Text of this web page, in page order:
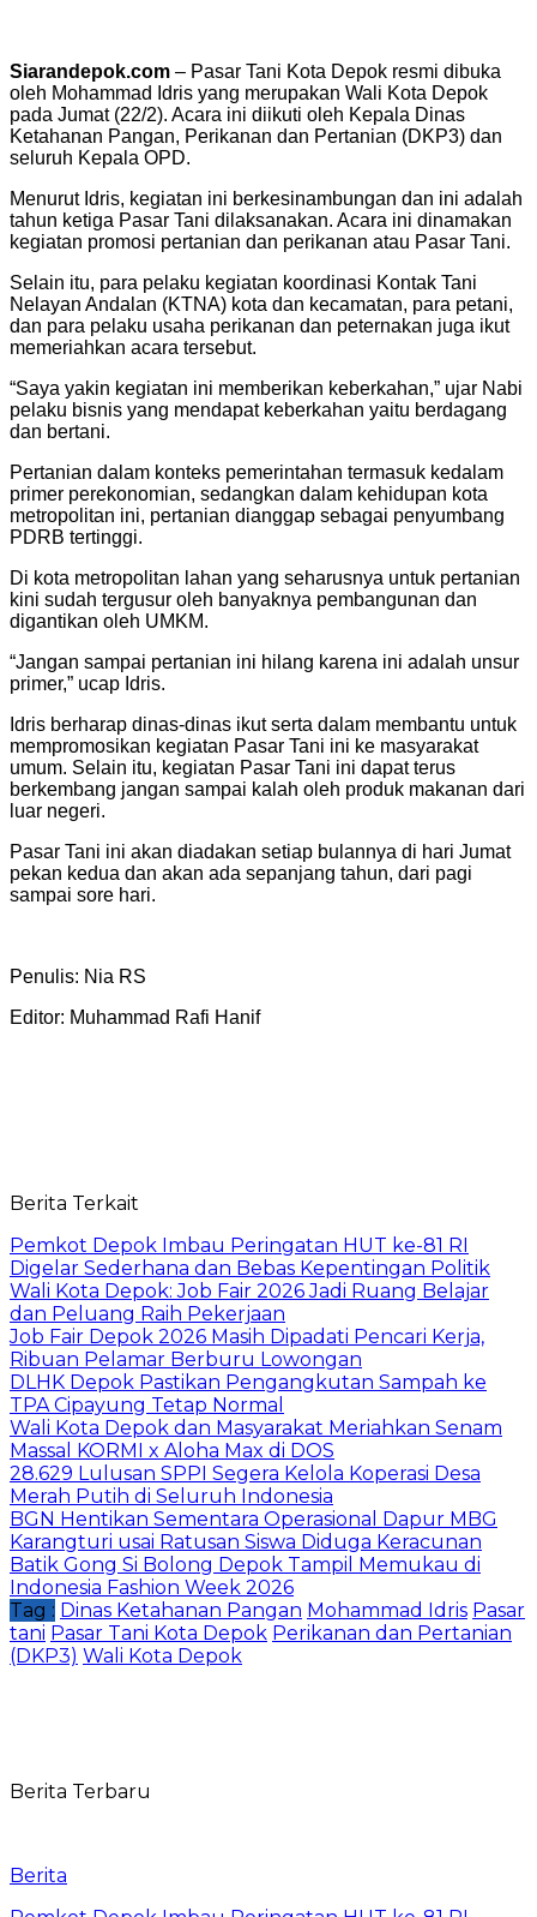
Siarandepok.com – Pasar Tani Kota Depok resmi dibuka
oleh Mohammad Idris yang merupakan Wali Kota Depok
pada Jumat (22/2). Acara ini diikuti oleh Kepala Dinas
Ketahanan Pangan, Perikanan dan Pertanian (DKP3) dan
seluruh Kepala OPD.
Menurut Idris, kegiatan ini berkesinambungan dan ini adalah
tahun ketiga Pasar Tani dilaksanakan. Acara ini dinamakan
kegiatan promosi pertanian dan perikanan atau Pasar Tani.
Selain itu, para pelaku kegiatan koordinasi Kontak Tani
Nelayan Andalan (KTNA) kota dan kecamatan, para petani,
dan para pelaku usaha perikanan dan peternakan juga ikut
memeriahkan acara tersebut.
“Saya yakin kegiatan ini memberikan keberkahan,” ujar Nabi
pelaku bisnis yang mendapat keberkahan yaitu berdagang
dan bertani.
Pertanian dalam konteks pemerintahan termasuk kedalam
primer perekonomian, sedangkan dalam kehidupan kota
metropolitan ini, pertanian dianggap sebagai penyumbang
PDRB tertinggi.
Di kota metropolitan lahan yang seharusnya untuk pertanian
kini sudah tergusur oleh banyaknya pembangunan dan
digantikan oleh UMKM.
“Jangan sampai pertanian ini hilang karena ini adalah unsur
primer,” ucap Idris.
Idris berharap dinas-dinas ikut serta dalam membantu untuk
mempromosikan kegiatan Pasar Tani ini ke masyarakat
umum. Selain itu, kegiatan Pasar Tani ini dapat terus
berkembang jangan sampai kalah oleh produk makanan dari
luar negeri.
Pasar Tani ini akan diadakan setiap bulannya di hari Jumat
pekan kedua dan akan ada sepanjang tahun, dari pagi
sampai sore hari.
Penulis: Nia RS
Editor: Muhammad Rafi Hanif
Berita Terkait
Pemkot Depok Imbau Peringatan HUT ke-81 RI
Digelar Sederhana dan Bebas Kepentingan Politik
Wali Kota Depok: Job Fair 2026 Jadi Ruang Belajar
dan Peluang Raih Pekerjaan
Job Fair Depok 2026 Masih Dipadati Pencari Kerja,
Ribuan Pelamar Berburu Lowongan
DLHK Depok Pastikan Pengangkutan Sampah ke
TPA Cipayung Tetap Normal
Wali Kota Depok dan Masyarakat Meriahkan Senam
Massal KORMI x Aloha Max di DOS
28.629 Lulusan SPPI Segera Kelola Koperasi Desa
Merah Putih di Seluruh Indonesia
BGN Hentikan Sementara Operasional Dapur MBG
Karangturi usai Ratusan Siswa Diduga Keracunan
Batik Gong Si Bolong Depok Tampil Memukau di
Indonesia Fashion Week 2026
Tag : Dinas Ketahanan Pangan Mohammad Idris Pasar
tani Pasar Tani Kota Depok Perikanan dan Pertanian
(DKP3) Wali Kota Depok
Berita Terbaru
Berita